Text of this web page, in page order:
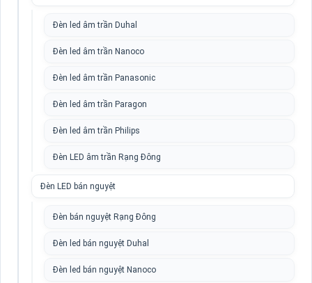
Đèn led âm trần Duhal
Đèn led âm trần Nanoco
Đèn led âm trần Panasonic
Đèn led âm trần Paragon
Đèn led âm trần Philips
Đèn LED âm trần Rạng Đông
Đèn LED bán nguyệt
Đèn bán nguyệt Rạng Đông
Đèn led bán nguyệt Duhal
Đèn led bán nguyệt Nanoco